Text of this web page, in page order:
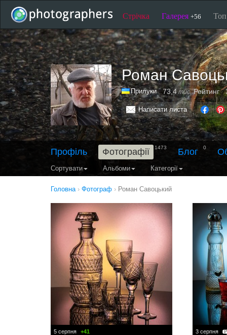
Стрічка Галерея +56
Роман
Прилуки 73,4тис.Рейтинг
Написати листа
Профіль Фотографії 1473 Блог 0
Сортувати Альбоми Категорії
Головна› Фотограф › Роман Савоцький
5 серпня +41 3 серпня